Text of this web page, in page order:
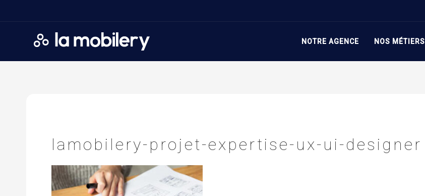
NOTRE AGENCE NOS MÉTIERS
Accueil amobilery-projet-expertise-ux-ui-designer
lamobilery-projet-expertise-ux-ui-designer